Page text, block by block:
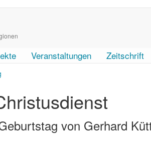
Veranstaltungen Zeitschrift
von Gerhard